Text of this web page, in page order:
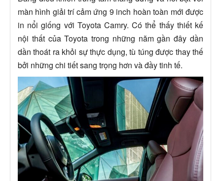
màn hình giải trí cảm ứng 9 inch hoàn toàn mới được
in nổi giống với Toyota Camry. Có thể thấy thiết kế
nội thất của Toyota trong những năm gần đây dần
dần thoát ra khỏi sự thực dụng, tù túng được thay thế
bởi những chi tiết sang trọng hơn và đầy tinh tế.